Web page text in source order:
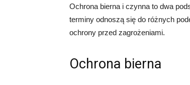
Ochrona bierna i czynna to dwa
terminy odnoszą się do różnych
ochrony przed zagrożeniami.
Ochrona bierna